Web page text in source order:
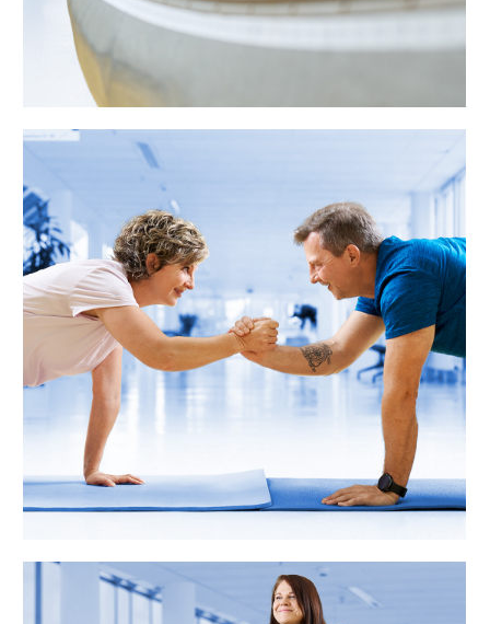
„Gemeinsam trainieren macht mehr
Spaß – deshalb stimme ich meinen
Dienstplan auf die Arbeitszeiten
meines Partners ab. Dank Flexteam
können wir so unsere freie Zeit
gemeinsam nutzen.”